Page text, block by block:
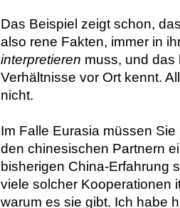
Das Beispiel zeigt schon,
also rene Fakten, immer in
interpretieren muss, und das
Verhältnisse vor Ort kennt.
nicht.
Im Falle Eurasia müssen
den chinesischen Partnern
bisherigen China-Erfahrung
viele solcher Kooperationen
warum es sie gibt. Ich habe